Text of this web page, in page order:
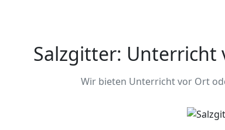
Salzgitter: Unterricht
Wir bieten Unterricht vor Ort